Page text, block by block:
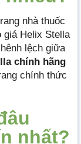
nhà thuốc
giá Helix Stella
lệch giữa
chính hãng
chính thức
nhất?